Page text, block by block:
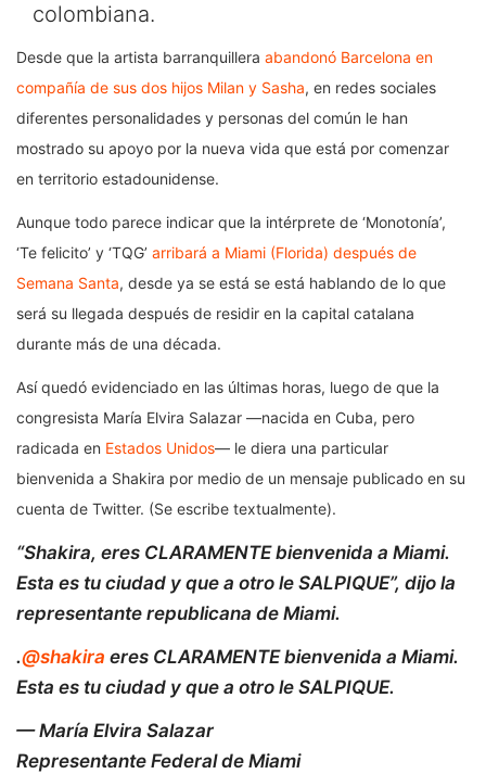
colombiana.
Desde que la artista barranquillera abandonó Barcelona en
compañía de sus dos hijos Milan y Sasha, en redes sociales
diferentes personalidades y personas del común le han
mostrado su apoyo por la nueva vida que está por comenzar
en territorio estadounidense.
Aunque todo parece indicar que la intérprete de ‘Monotonía’,
‘Te felicito’ y ‘TQG’ arribará a Miami (Florida) después de
Semana Santa, desde ya se está se está hablando de lo que
será su llegada después de residir en la capital catalana
durante más de una década.
Así quedó evidenciado en las últimas horas, luego de que la
congresista María Elvira Salazar —nacida en Cuba, pero
radicada en Estados Unidos— le diera una particular
bienvenida a Shakira por medio de un mensaje publicado en su
cuenta de Twitter. (Se escribe textualmente).
“Shakira, eres CLARAMENTE bienvenida a Miami.
Esta es tu ciudad y que a otro le SALPIQUE”, dijo la
representante republicana de Miami.
.@shakira eres CLARAMENTE bienvenida a Miami.
Esta es tu ciudad y que a otro le SALPIQUE.
— María Elvira Salazar
Representante Federal de Miami